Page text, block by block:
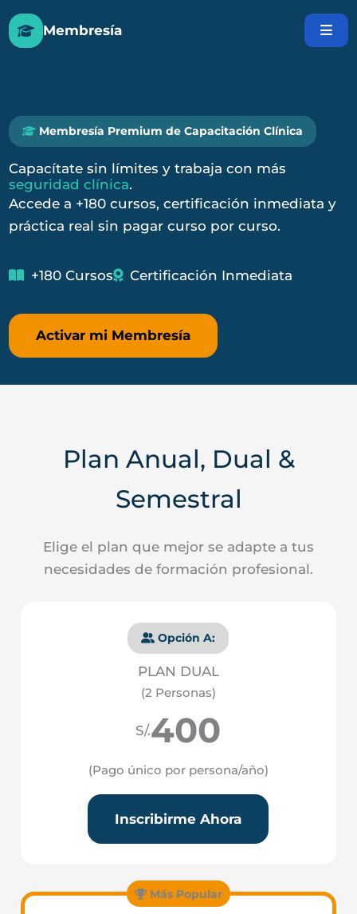
al
Membresía
Membresía Premium de Capacitación Clínica
Capacítate sin límites y trabaja con más
seguridad clínica.
Accede a +180 cursos, certificación inmediata y
práctica real sin pagar curso por curso.
+180 Cursos Certificación Inmediata
Activar mi Membresía
Plan Anual, Dual &
Semestral
Elige el plan que mejor se adapte a tus
necesidades de formación profesional.
Opción A:
PLAN DUAL
(2 Personas)
S/.400
(Pago único por persona/año)
Inscribirme Ahora
Más Popular